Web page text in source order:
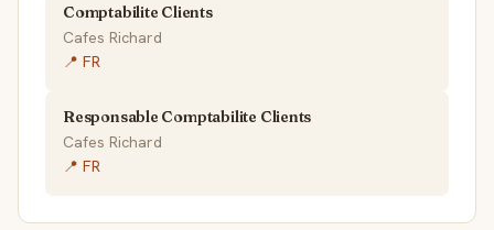
Comptabilite Clients
Cafes Richard
📍 FR
Responsable Comptabilite Clients
Cafes Richard
📍 FR